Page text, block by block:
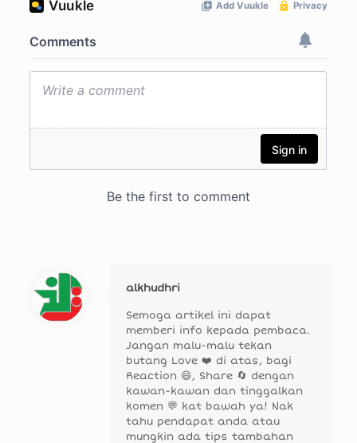
alkhudhri
Semoga artikel ini dapat
memberi info kepada pembaca.
Jangan malu-malu tekan
butang Love ❤️ di atas, bagi
Reaction 😄, Share 🔄 dengan
kawan-kawan dan tinggalkan
komen 💬 kat bawah ya! Nak
tahu pendapat anda atau
mungkin ada tips tambahan